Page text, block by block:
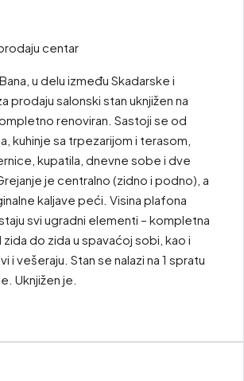
centar
u delu između Skadarske i
prodaju salonski stan uknjižen na
renoviran. Sastoji se od
kuhinje sa trpezarijom i terasom,
kupatila, dnevne sobe i dve
je centralno (zidno i podno), a
kaljave peći. Visina plafona
svi ugradni elementi – kompletna
zida do zida u spavaćoj sobi, kao i
i vešeraju. Stan se nalazi na 1 spratu
Uknjižen je.